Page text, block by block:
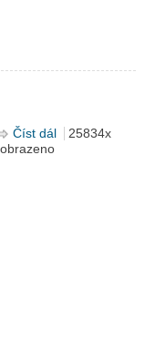
Číst dál
Vzorník barev
25834x